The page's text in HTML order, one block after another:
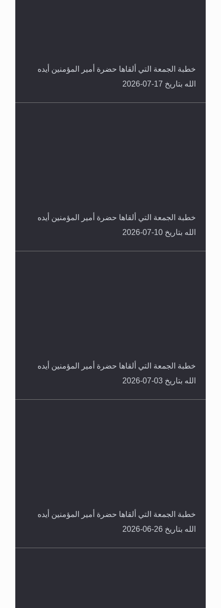
خطبة الجمعة التي ألقاها حضرة أمير المؤمنين أيده
الله بتاريخ 17-07-2026
خطبة الجمعة التي ألقاها حضرة أمير المؤمنين أيده
الله بتاريخ 10-07-2026
خطبة الجمعة التي ألقاها حضرة أمير المؤمنين أيده
الله بتاريخ 03-07-2026
خطبة الجمعة التي ألقاها حضرة أمير المؤمنين أيده
الله بتاريخ 26-06-2026